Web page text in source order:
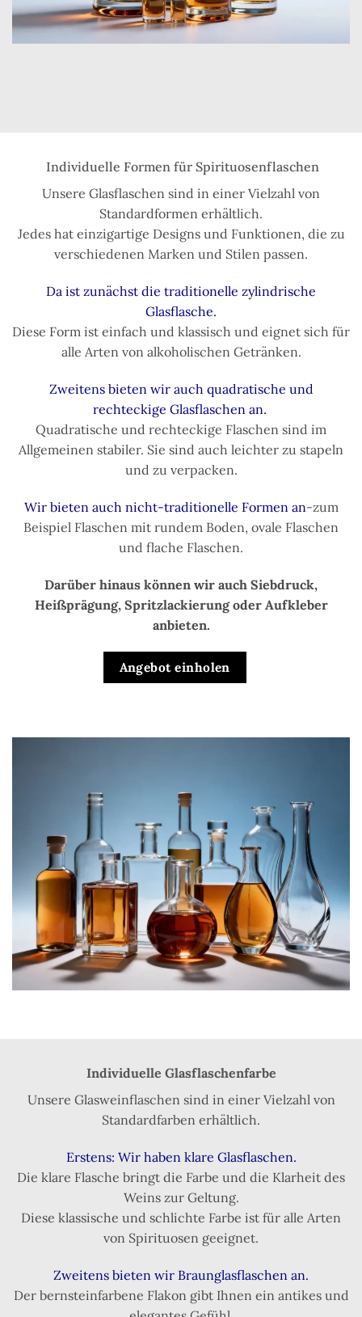
Individuelle Formen für Spirituosenflaschen
Unsere Glasflaschen sind in einer Vielzahl von
Standardformen erhältlich.
Jedes hat einzigartige Designs und Funktionen, die zu
verschiedenen Marken und Stilen passen.
Da ist zunächst die traditionelle zylindrische
Glasflasche.
Diese Form ist einfach und klassisch und eignet sich für
alle Arten von alkoholischen Getränken.
Zweitens bieten wir auch quadratische und
rechteckige Glasflaschen an.
Quadratische und rechteckige Flaschen sind im
Allgemeinen stabiler. Sie sind auch leichter zu stapeln
und zu verpacken.
Wir bieten auch nicht-traditionelle Formen an-zum
Beispiel Flaschen mit rundem Boden, ovale Flaschen
und flache Flaschen.
Darüber hinaus können wir auch Siebdruck,
Heißprägung, Spritzlackierung oder Aufkleber
anbieten.
Angebot einholen
Individuelle Glasflaschenfarbe
Unsere Glasweinflaschen sind in einer Vielzahl von
Standardfarben erhältlich.
Erstens: Wir haben klare Glasflaschen.
Die klare Flasche bringt die Farbe und die Klarheit des
Weins zur Geltung.
Diese klassische und schlichte Farbe ist für alle Arten
von Spirituosen geeignet.
Zweitens bieten wir Braunglasflaschen an.
Der bernsteinfarbene Flakon gibt Ihnen ein antikes und